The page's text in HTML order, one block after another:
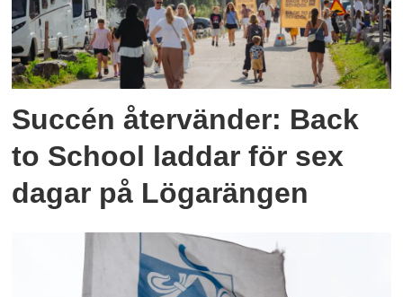
Succén återvänder: Back
to School laddar för sex
dagar på Lögarängen